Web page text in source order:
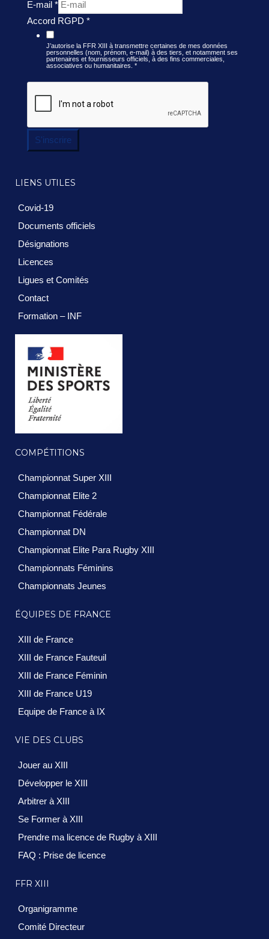
E-mail *
Accord RGPD *
J’autorise la FFR XIII à transmettre certaines de mes données
personnelles (nom, prénom, e-mail) à des tiers, et notamment ses
partenaires et fournisseurs officiels, à des fins commerciales,
associatives ou humanitaires. *
S'inscrire
LIENS UTILES
Covid-19
Documents officiels
Désignations
Licences
Ligues et Comités
Contact
Formation – INF
COMPÉTITIONS
Championnat Super XIII
Championnat Elite 2
Championnat Fédérale
Championnat DN
Championnat Elite Para Rugby XIII
Championnats Féminins
Championnats Jeunes
ÉQUIPES DE FRANCE
XIII de France
XIII de France Fauteuil
XIII de France Féminin
XIII de France U19
Equipe de France à IX
VIE DES CLUBS
Jouer au XIII
Développer le XIII
Arbitrer à XIII
Se Former à XIII
Prendre ma licence de Rugby à XIII
FAQ : Prise de licence
FFR XIII
Organigramme
Comité Directeur